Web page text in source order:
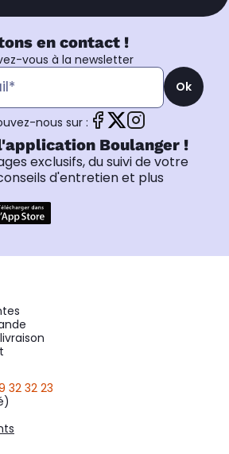
en contact !
vous à la newsletter
Ok
nous sur :
Boulanger !
exclusifs, du suivi de votre
d'entretien et plus
32 32 23